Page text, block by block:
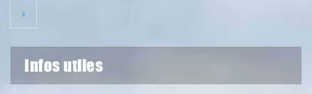
›
Infos utiles